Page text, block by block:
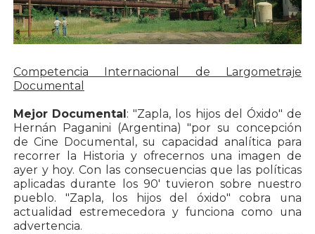
Competencia Internacional de Largometraje
Documental
Mejor Documental: "Zapla, los hijos del Óxido" de
Hernán Paganini (Argentina) "por su concepción
de Cine Documental, su capacidad analítica para
recorrer la Historia y ofrecernos una imagen de
ayer y hoy. Con las consecuencias que las políticas
aplicadas durante los 90' tuvieron sobre nuestro
pueblo. "Zapla, los hijos del óxido" cobra una
actualidad estremecedora y funciona como una
advertencia.